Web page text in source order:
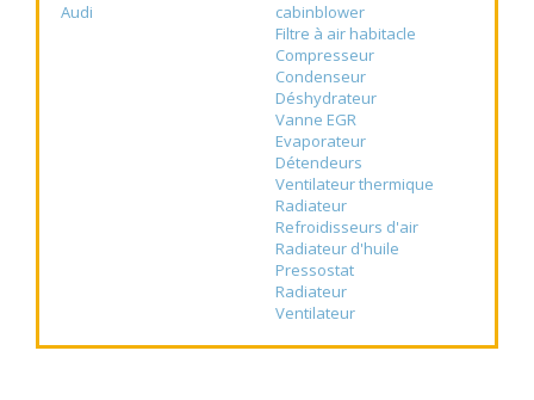
Audi
cabinblower
Filtre à air habitacle
Compresseur
Condenseur
Déshydrateur
Vanne EGR
Evaporateur
Détendeurs
Ventilateur thermique
Radiateur
Refroidisseurs d'air
Radiateur d'huile
Pressostat
Radiateur
Ventilateur